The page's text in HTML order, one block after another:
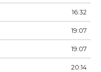
16:32
19:07
19:07
20:14